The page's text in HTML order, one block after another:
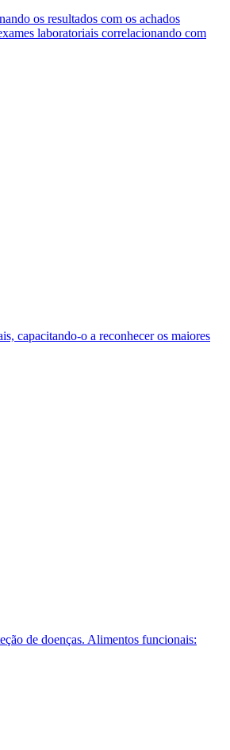
os resultados com os achados
laboratoriais correlacionando com
capacitando-o a reconhecer os maiores
de doenças. Alimentos funcionais: